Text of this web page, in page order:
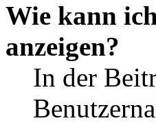
Wie kann
anzeigen?
In der